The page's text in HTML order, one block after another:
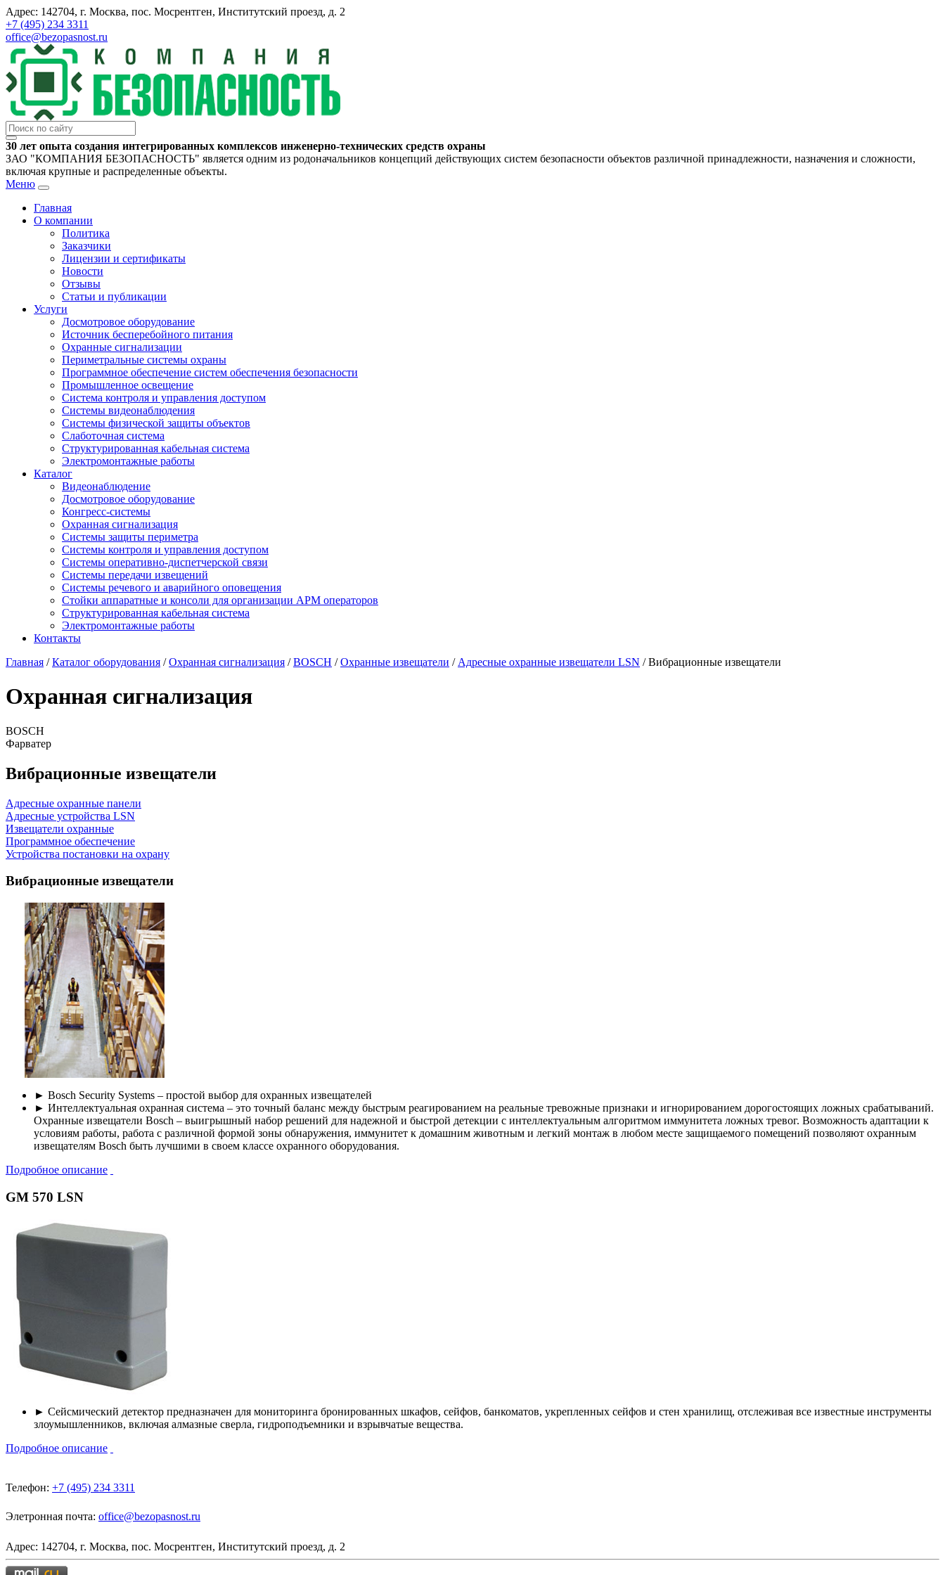
Адрес: 142704, г. Москва, пос. Мосрентген, Институтский проезд, д. 2
+7 (495) 234 3311
office@bezopasnost.ru
30 лет опыта создания интегрированных комплексов инженерно-технических средств охраны
ЗАО "КОМПАНИЯ БЕЗОПАСНОСТЬ" является одним из родоначальников концепций действующих систем безопасности объектов различной принадлежности, назначения и сложности,
включая крупные и распределенные объекты.
Меню
Главная
О компании
Политика
Заказчики
Лицензии и сертификаты
Новости
Отзывы
Статьи и публикации
Услуги
Досмотровое оборудование
Источник бесперебойного питания
Охранные сигнализации
Периметральные системы охраны
Программное обеспечение систем обеспечения безопасности
Промышленное освещение
Система контроля и управления доступом
Системы видеонаблюдения
Системы физической защиты объектов
Слаботочная система
Структурированная кабельная система
Электромонтажные работы
Каталог
Видеонаблюдение
Досмотровое оборудование
Конгресс-системы
Охранная сигнализация
Системы защиты периметра
Системы контроля и управления доступом
Системы оперативно-диспетчерской связи
Системы передачи извещений
Системы речевого и аварийного оповещения
Стойки аппаратные и консоли для организации АРМ операторов
Структурированная кабельная система
Электромонтажные работы
Контакты
Главная /Каталог оборудования /Охранная сигнализация /BOSCH /Охранные извещатели / Адресные охранные извещатели LSN / Вибрационные извещатели
Охранная сигнализация
BOSCH
Фарватер
Вибрационные извещатели
Адресные охранные панели
Адресные устройства LSN
Извещатели охранные
Программное обеспечение
Устройства постановки на охрану
Вибрационные извещатели
► Bosch Security Systems – простой выбор для охранных извещателей
► Интеллектуальная охранная система – это точный баланс между быстрым реагированием на реальные тревожные признаки и игнорированием дорогостоящих ложных срабатываний.
Охранные извещатели Bosch – выигрышный набор решений для надежной и быстрой детекции с интеллектуальным алгоритмом иммунитета ложных тревог. Возможность адаптации к
условиям работы, работа с различной формой зоны обнаружения, иммунитет к домашним животным и легкий монтаж в любом месте защищаемого помещений позволяют охранным
извещателям Bosch быть лучшими в своем классе охранного оборудования.
Подробное описание
GM 570 LSN
► Сейсмический детектор предназначен для мониторинга бронированных шкафов, сейфов, банкоматов, укрепленных сейфов и стен хранилищ, отслеживая все известные инструменты
злоумышленников, включая алмазные сверла, гидроподъемники и взрывчатые вещества.
Подробное описание
Телефон: +7 (495) 234 3311
Элетронная почта: office@bezopasnost.ru
Адрес: 142704, г. Москва, пос. Мосрентген, Институтский проезд, д. 2